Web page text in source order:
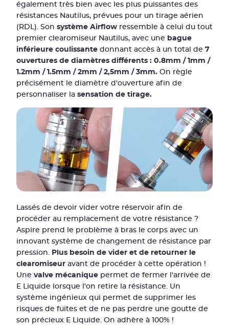
également très bien avec les plus puissantes des
résistances Nautilus, prévues pour un tirage aérien
(RDL). Son système Airflow ressemble à celui du tout
premier clearomiseur Nautilus, avec une bague
inférieure coulissante donnant accès à un total de 7
ouvertures de diamètres différents : 0.8mm / 1mm /
1.2mm / 1.5mm / 2mm / 2,5mm / 3mm. On règle
précisément le diamètre d'ouverture afin de
personnaliser la sensation de tirage.
Lassés de devoir vider votre réservoir afin de
procéder au remplacement de votre résistance ?
Aspire prend le problème à bras le corps avec un
innovant système de changement de résistance par
pression. Plus besoin de vider et de retourner le
clearomiseur avant de procéder à cette opération !
Une valve mécanique permet de fermer l'arrivée de
E Liquide lorsque l'on retire la résistance. Un
système ingénieux qui permet de supprimer les
risques de fuites et de ne pas perdre une goutte de
son précieux E Liquide. On adhère à 100% !